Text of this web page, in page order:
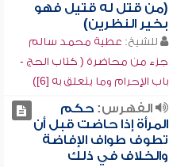
(من قتل له قتيل فهو
بخير النظرين)
للشيخ: عطية محمد سالم
جزء من محاضرة ( كتاب الحج -
باب الإحرام وما يتعلق به [6])
الفهرس:حكم
المرأة إذا حاضت قبل أن
تطوف طواف الإفاضة
والخلاف في ذلك